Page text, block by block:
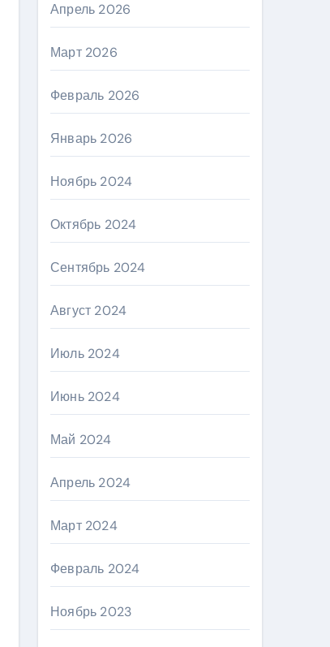
Апрель 2026
Март 2026
Февраль 2026
Январь 2026
Ноябрь 2024
Октябрь 2024
Сентябрь 2024
Август 2024
Июль 2024
Июнь 2024
Май 2024
Апрель 2024
Март 2024
Февраль 2024
Ноябрь 2023